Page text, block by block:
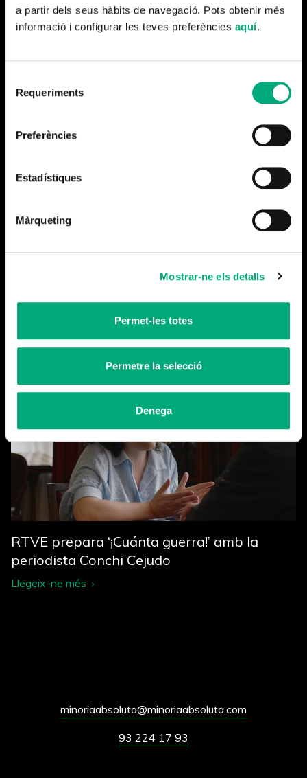
a partir dels seus hàbits de navegació. Pots obtenir més
informació i configurar les teves preferències aquí.
Requeriments
Preferències
Estadístiques
Màrqueting
Mostrar-ne els detalls
Permet-les totes
Permetre la selecció
Denega
Tanquem temporada
RTVE prepara ‘¡Cuánta guerra!’ amb la
periodista Conchi Cejudo
Llegeix-ne més
minoriaabsoluta@minoriaabsoluta.com
93 224 17 93